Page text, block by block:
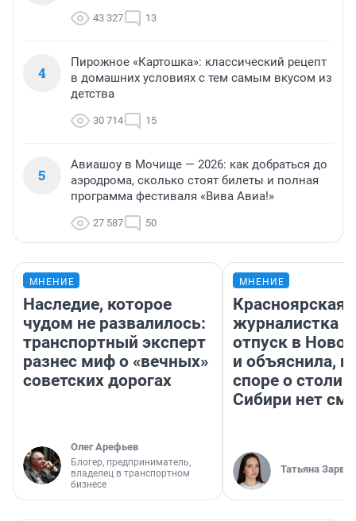
43 327 13
4
Пирожное «Картошка»: классический рецепт
в домашних условиях с тем самым вкусом из
детства
30 714 15
5
Авиашоу в Мочище — 2026: как добраться до
аэродрома, сколько стоят билеты и полная
программа фестиваля «Вива Авиа!»
27 587 50
МНЕНИЕ
Наследие, которое
чудом не развалилось:
транспортный эксперт
разнес миф о «вечных»
советских дорогах
Олег Арефьев
Блогер, предприниматель,
владелец в транспортном
бизнесе
МНЕНИЕ
Красноярская
журналистка
отпуск в
и объяснила,
споре о
Сибири нет
Татьяна Зарва